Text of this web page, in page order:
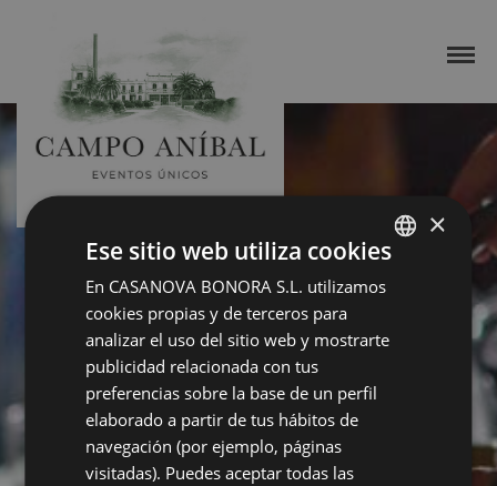
SPANISH
×
Ese sitio web utiliza cookies
En CASANOVA BONORA S.L. utilizamos
cookies propias y de terceros para
analizar el uso del sitio web y mostrarte
publicidad relacionada con tus
preferencias sobre la base de un perfil
elaborado a partir de tus hábitos de
navegación (por ejemplo, páginas
visitadas). Puedes aceptar todas las